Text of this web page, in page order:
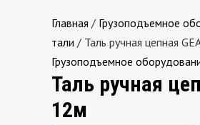
Главная / Грузоподъемное
тали / Таль ручная цепная
Грузоподъемное
Таль ручная
12м
товара
Таль
ручная
цепная
HSZ-